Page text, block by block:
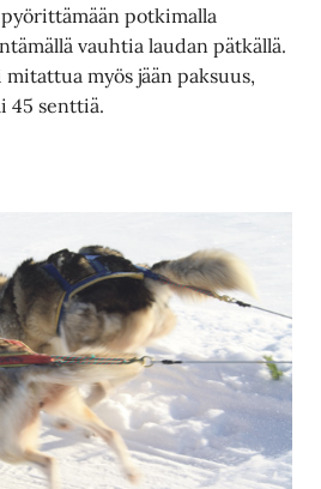
potkimalla
vauhtia laudan pätkällä.
myös jään paksuus,
45 senttiä.